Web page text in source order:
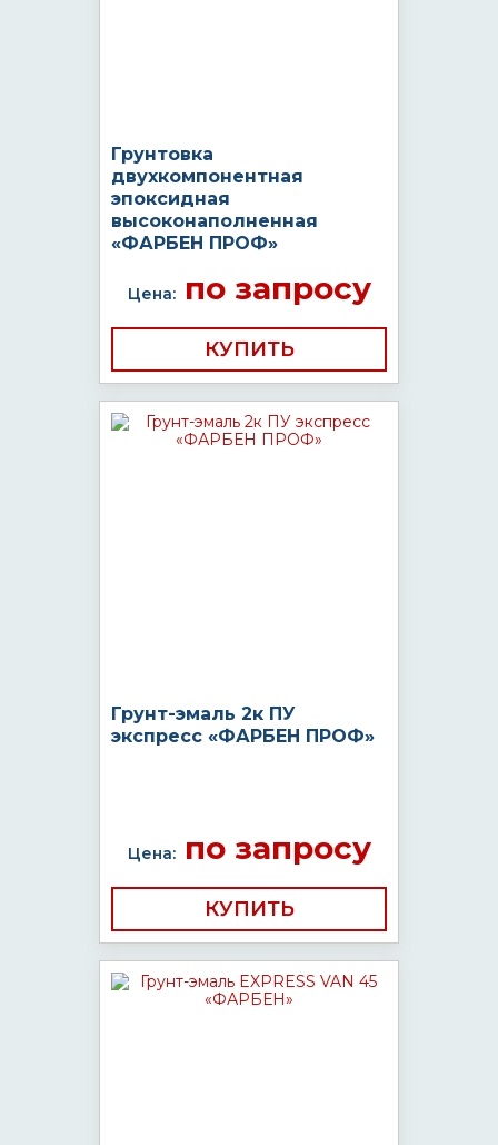
Грунтовка
двухкомпонентная
эпоксидная
высоконаполненная
«ФАРБЕН ПРОФ»
Цена:по запросу
КУПИТЬ
Грунт-эмаль 2к ПУ
экспресс «ФАРБЕН ПРОФ»
Цена:по запросу
КУПИТЬ